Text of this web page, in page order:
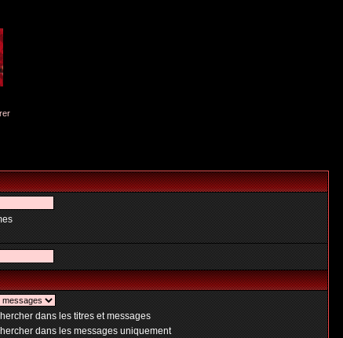
dans les titres et messages
dans les messages uniquement